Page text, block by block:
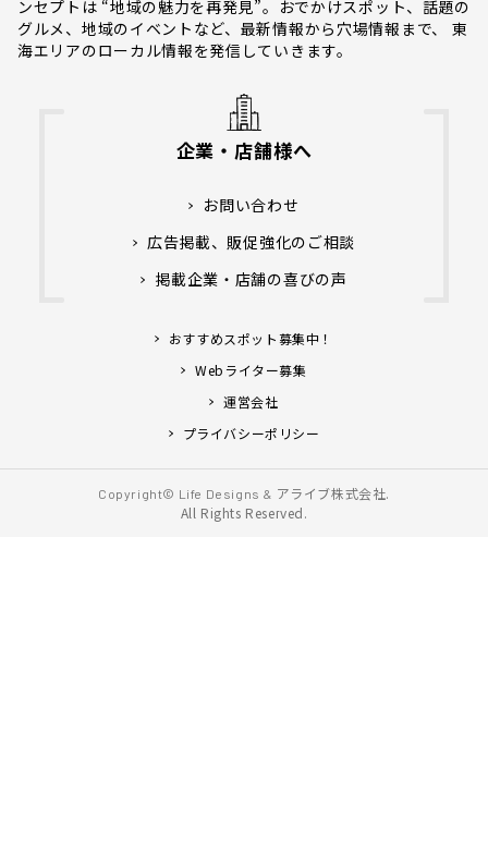
ンセプトは “地域の魅力を再発見”。おでかけスポット、話題の
グルメ、地域のイベントなど、最新情報から穴場情報まで、 東
海エリアのローカル情報を発信していきます。
企業・店舗様へ
お問い合わせ
広告掲載、販促強化のご相談
掲載企業・店舗の喜びの声
おすすめスポット募集中！
Webライター募集
運営会社
プライバシーポリシー
Copyright© Life Designs & アライブ株式会社.
All Rights Reserved.